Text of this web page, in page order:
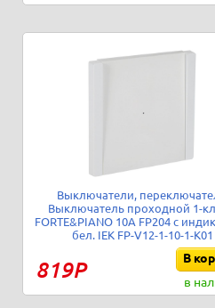
Выключатели,
Выключатель проходной 1-
FORTE&PIANO 10А FP204 с
бел. IEK FP-V12-1-10-1-K01
819Р
В
в